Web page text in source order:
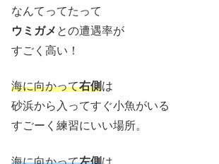
なんてってたって
ウミガメ との遭遇率が
すごく高い！
海に向かって右側は
砂浜から入ってすぐ小魚がいる
すごーく練習にいい場所。
海に向かって左側は